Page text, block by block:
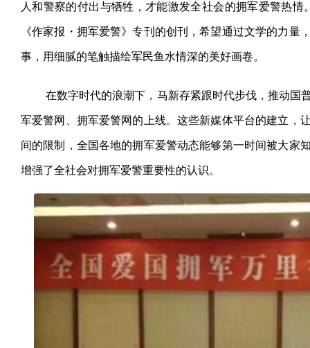
人和警察的付出与牺牲，才能激发全社会的拥军爱警热
《作家报・拥军爱警》专刊的创刊，希望通过文学的力量
事，用细腻的笔触描绘军民鱼水情深的美好画卷。
在数字时代的浪潮下，马新存紧跟时代步伐，推动国
军爱警网、拥军爱警网的上线。这些新媒体平台的建立，
间的限制，全国各地的拥军爱警动态能够第一时间被大家
增强了全社会对拥军爱警重要性的认识。